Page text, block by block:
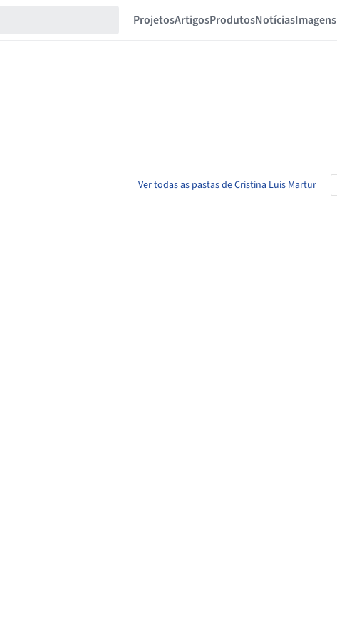
ProjetosArtigosProdutosNotíciasImagens
Ver todas as pastas de Cristina Luis Martur